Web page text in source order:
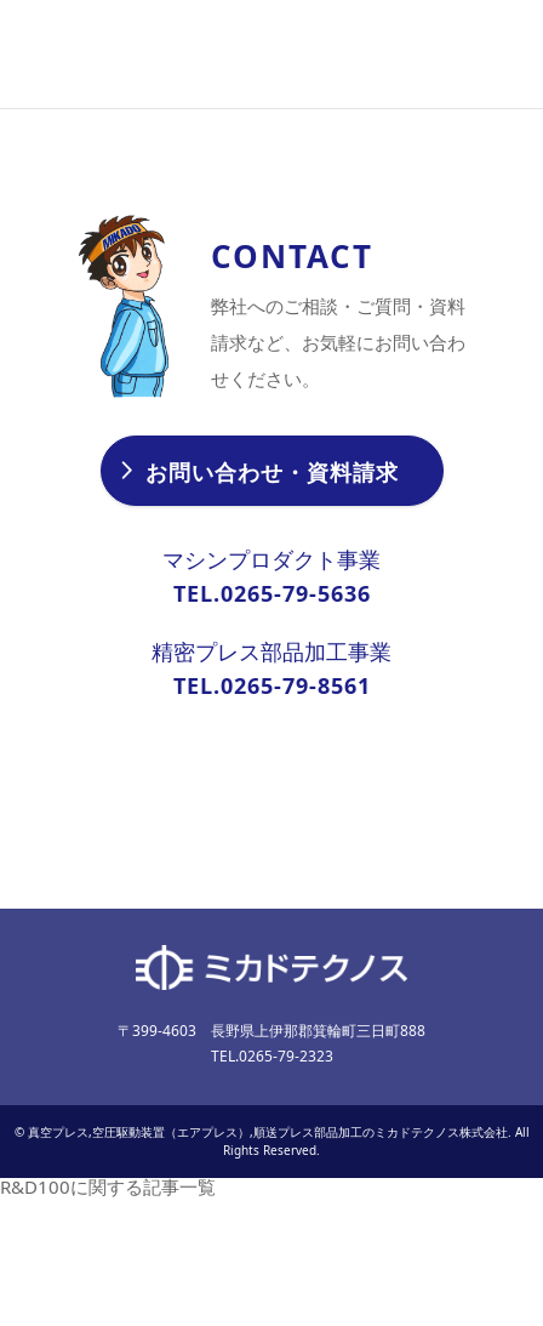
CONTACT
弊社へのご相談・ご質問・資料
請求など、お気軽にお問い合わ
せください。
お問い合わせ・資料請求
マシンプロダクト事業
TEL.0265-79-5636
精密プレス部品加工事業
TEL.0265-79-8561
〒399-4603 長野県上伊那郡箕輪町三日町888
TEL.0265-79-2323
© 真空プレス,空圧駆動装置（エアプレス）,順送プレス部品加工のミカドテクノス株式会社. All
Rights Reserved.
R&D100に関する記事一覧